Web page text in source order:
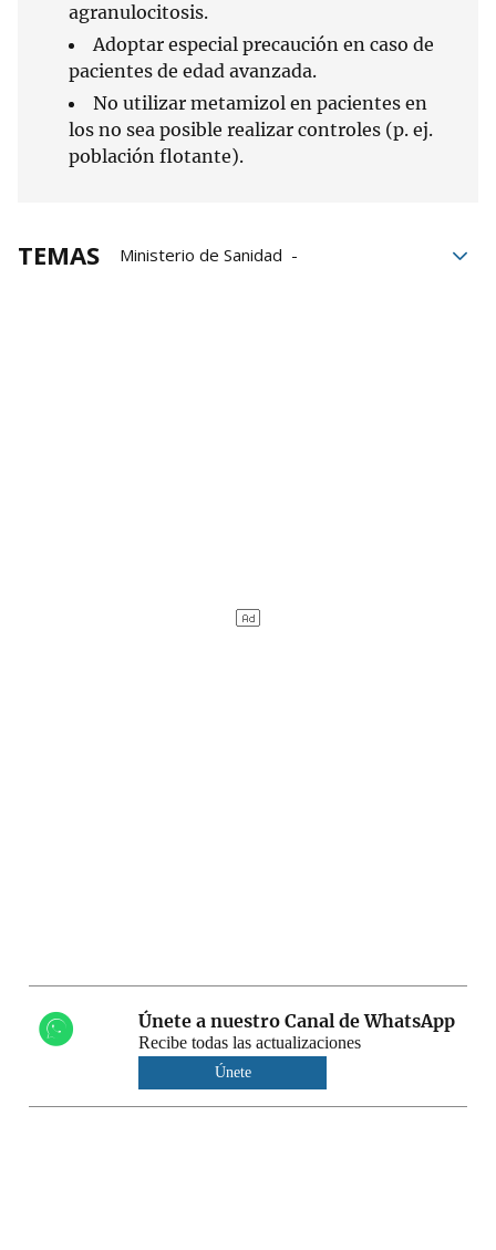
agranulocitosis.
Adoptar especial precaución en caso de
pacientes de edad avanzada.
No utilizar metamizol en pacientes en
los no sea posible realizar controles (p. ej.
población flotante).
TEMAS
Ministerio de Sanidad
Únete a nuestro Canal de WhatsApp
Recibe todas las actualizaciones
Únete